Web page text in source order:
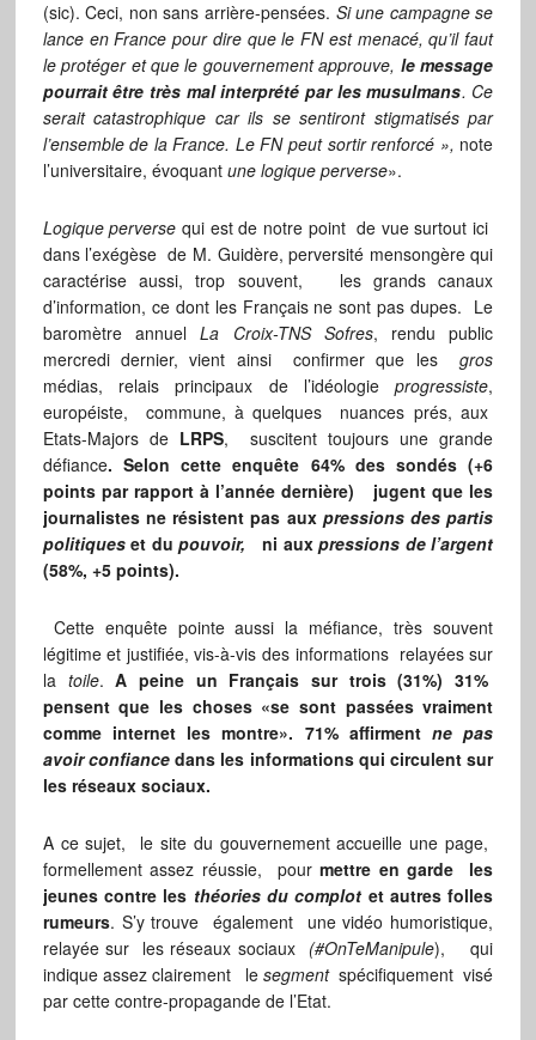
(sic). Ceci, non sans arrière-pensées. Si une campagne se
lance en France pour dire que le FN est menacé, qu’il faut
le protéger et que le gouvernement approuve, le message
pourrait être très mal interprété par les musulmans. Ce
serait catastrophique car ils se sentiront stigmatisés par
l’ensemble de la France. Le FN peut sortir renforcé », note
l’universitaire, évoquantune logique perverse».
Logique perverse qui est de notre point de vue surtout ici
dans l’exégèse de M. Guidère, perversité mensongère qui
caractérise aussi, trop souvent, les grands canaux
d’information, ce dont les Français ne sont pas dupes. Le
baromètre annuelLa Croix-TNS Sofres, rendu public
mercredi dernier, vient ainsi confirmer que les
gros
médias, relais principaux de l’idéologieprogressiste,
européiste, commune, à quelques nuances prés, aux
Etats-Majors de LRPS, suscitent toujours une grande
défiance. Selon cette enquête 64% des sondés (+6
points par rapport à l’année dernière) jugent que les
journalistes ne résistent pas aux pressions des partis
politiqueset dupouvoir, ni auxpressions de l’argent
(58%, +5 points).
Cette enquête pointe aussi la méfiance, très souvent
légitime et justifiée, vis-à-vis des informations relayées sur
la toile.A peine un Français sur trois (31%) 31%
pensent que les choses «se sont passées vraiment
comme internet les montre». 71% affirment ne pas
avoir confiance dans les informations qui circulent sur
les réseaux sociaux.
A ce sujet, le site du gouvernement accueille une page,
formellement assez réussie, pourmettre en garde les
jeunes contre les théories du complot et autres folles
rumeurs. S’y trouve également une vidéo humoristique,
relayée sur les réseaux sociaux (#OnTeManipule), qui
indique assez clairement le segment spécifiquement visé
par cette contre-propagande de l’Etat.